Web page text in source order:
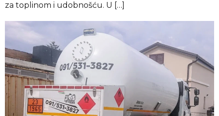
za toplinom i udobnošću. U […]